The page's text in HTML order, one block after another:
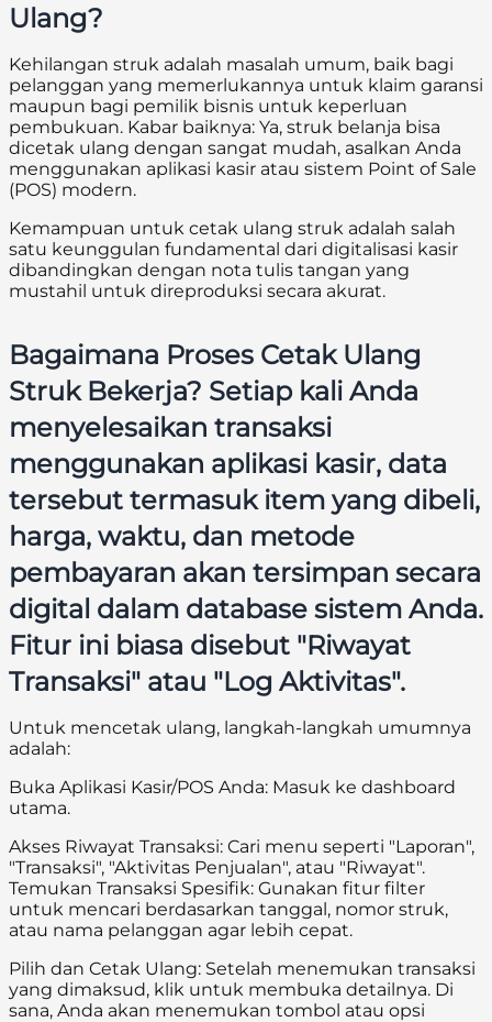
Ulang?
Kehilangan struk adalah masalah umum, baik bagi
pelanggan yang memerlukannya untuk klaim garansi
maupun bagi pemilik bisnis untuk keperluan
pembukuan. Kabar baiknya: Ya, struk belanja bisa
dicetak ulang dengan sangat mudah, asalkan Anda
menggunakan aplikasi kasir atau sistem Point of Sale
(POS) modern.
Kemampuan untuk cetak ulang struk adalah salah
satu keunggulan fundamental dari digitalisasi kasir
dibandingkan dengan nota tulis tangan yang
mustahil untuk direproduksi secara akurat.
Bagaimana Proses Cetak Ulang
Struk Bekerja? Setiap kali Anda
menyelesaikan transaksi
menggunakan aplikasi kasir, data
tersebut termasuk item yang dibeli,
harga, waktu, dan metode
pembayaran akan tersimpan secara
digital dalam database sistem Anda.
Fitur ini biasa disebut "Riwayat
Transaksi" atau "Log Aktivitas".
Untuk mencetak ulang, langkah-langkah umumnya
adalah:
Buka Aplikasi Kasir/POS Anda: Masuk ke dashboard
utama.
Akses Riwayat Transaksi: Cari menu seperti "Laporan",
"Transaksi", "Aktivitas Penjualan", atau "Riwayat".
Temukan Transaksi Spesifik: Gunakan fitur filter
untuk mencari berdasarkan tanggal, nomor struk,
atau nama pelanggan agar lebih cepat.
Pilih dan Cetak Ulang: Setelah menemukan transaksi
yang dimaksud, klik untuk membuka detailnya. Di
sana, Anda akan menemukan tombol atau opsi